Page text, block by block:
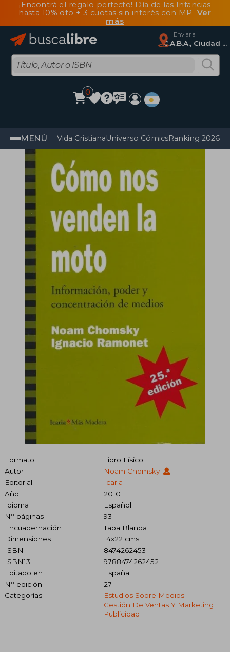
¡Encontrá el regalo perfecto! Día de las Infancias
hasta 10% dto + 3 cuotas sin interés con MP Ver
más
Enviar a
C.A.B.A., Ciudad Autónoma De Buenos Aires
0
MENÚ Vida CristianaUniverso CómicsRanking 2026
Formato
Libro Físico
Autor
Noam Chomsky
Editorial
Icaria
Año
2010
Idioma
Español
N° páginas
93
Encuadernación
Tapa Blanda
Dimensiones
14x22 cms
ISBN
8474262453
ISBN13
9788474262452
Editado en
España
N° edición
27
Categorías
Estudios Sobre Medios
Gestión De Ventas Y Marketing
Publicidad